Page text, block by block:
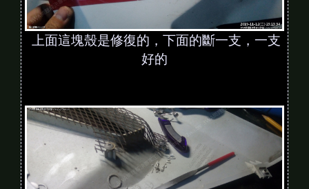
上面這塊殼是修復的，下面的斷一支，一支
好的